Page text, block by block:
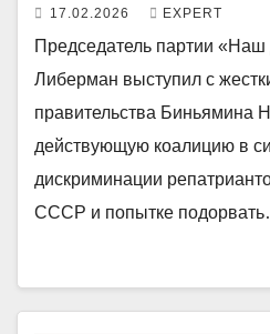
17.02.2026 EXPERT
Председатель партии
Либерман выступил с
правительства Биньямина
действующую коалицию в
дискриминации
СССР и попытке